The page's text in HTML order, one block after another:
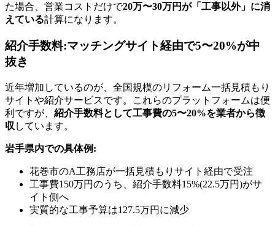
た場合、営業コストだけで20万〜30万円が「工事以外」に消
えている計算になります。
紹介手数料:マッチングサイト経由で5〜20%が中
抜き
近年増加しているのが、全国規模のリフォーム一括見積もり
サイトや紹介サービスです。これらのプラットフォームは便
利ですが、 紹介手数料として工事費の5〜20%を業者から徴
収 しています。
岩手県内での具体例:
花巻市のA工務店が一括見積もりサイト経由で受注
工事費150万円のうち、紹介手数料15%(22.5万円)がサ
イト側へ
実質的な工事予算は127.5万円に減少